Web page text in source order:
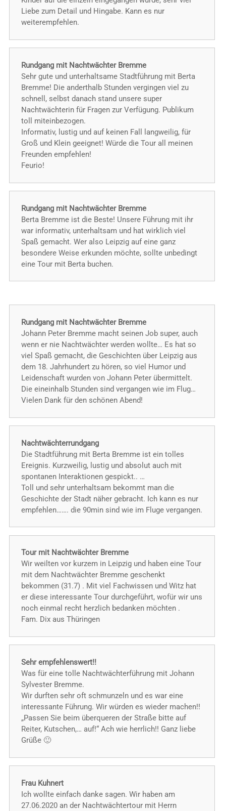
Liebe zum Detail und Hingabe. Kann es nur
weiterempfehlen.
Rundgang mit Nachtwächter Bremme
Sehr gute und unterhaltsame Stadtführung mit Berta
Bremme! Die anderthalb Stunden vergingen viel zu
schnell, selbst danach stand unsere super
Nachtwächterin für Fragen zur Verfügung. Publikum
toll miteinbezogen.
Informativ, lustig und auf keinen Fall langweilig, für
Groß und Klein geeignet! Würde die Tour all meinen
Freunden empfehlen!
Feurio!
Rundgang mit Nachtwächter Bremme
Berta Bremme ist die Beste! Unsere Führung mit ihr
war informativ, unterhaltsam und hat wirklich viel
Spaß gemacht. Wer also Leipzig auf eine ganz
besondere Weise erkunden möchte, sollte unbedingt
eine Tour mit Berta buchen.
Rundgang mit Nachtwächter Bremme
Johann Peter Bremme macht seinen Job super, auch
wenn er nie Nachtwächter werden wollte… Es hat so
viel Spaß gemacht, die Geschichten über Leipzig aus
dem 18. Jahrhundert zu hören, so viel Humor und
Leidenschaft wurden von Johann Peter übermittelt.
Die eineinhalb Stunden sind vergangen wie im Flug…
Vielen Dank für den schönen Abend!
Nachtwächterrundgang
Die Stadtführung mit Berta Bremme ist ein tolles
Ereignis. Kurzweilig, lustig und absolut auch mit
spontanen Interaktionen gespickt.. …
Toll und sehr unterhaltsam bekommt man die
Geschichte der Stadt näher gebracht. Ich kann es nur
empfehlen……. die 90min sind wie im Fluge vergangen.
Tour mit Nachtwächter Bremme
Wir weilten vor kurzem in Leipzig und haben eine Tour
mit dem Nachtwächter Bremme geschenkt
bekommen (31.7) . Mit viel Fachwissen und Witz hat
er diese interessante Tour durchgeführt, wofür wir uns
noch einmal recht herzlich bedanken möchten .
Fam. Dix aus Thüringen
Sehr empfehlenswert!!
Was für eine tolle Nachtwächterführung mit Johann
Sylvester Bremme.
Wir durften sehr oft schmunzeln und es war eine
interessante Führung. Wir würden es wieder machen!!
„Passen Sie beim überqueren der Straße bitte auf
Reiter, Kutschen,… auf!“ Ach wie herrlich!! Ganz liebe
Grüße 🙂
Frau Kuhnert
Ich wollte einfach danke sagen. Wir haben am
27.06.2020 an der Nachtwächtertour mit Herrn